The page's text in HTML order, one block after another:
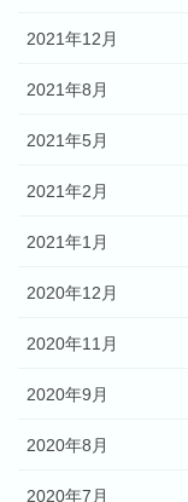
2021年12月
2021年8月
2021年5月
2021年2月
2021年1月
2020年12月
2020年11月
2020年9月
2020年8月
2020年7月